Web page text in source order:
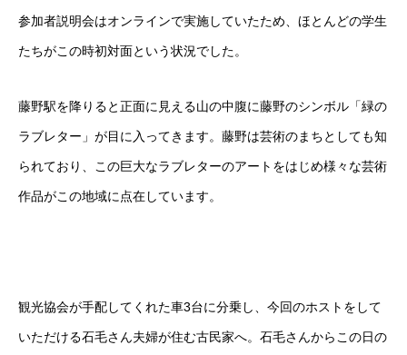
参加者説明会はオンラインで実施していたため、ほとんどの学生
たちがこの時初対面という状況でした。
藤野駅を降りると正面に見える山の中腹に藤野のシンボル「緑の
ラブレター」が目に入ってきます。藤野は芸術のまちとしても知
られており、この巨大なラブレターのアートをはじめ様々な芸術
作品がこの地域に点在しています。
観光協会が手配してくれた車3台に分乗し、今回のホストをして
いただける石毛さん夫婦が住む古民家へ。石毛さんからこの日の